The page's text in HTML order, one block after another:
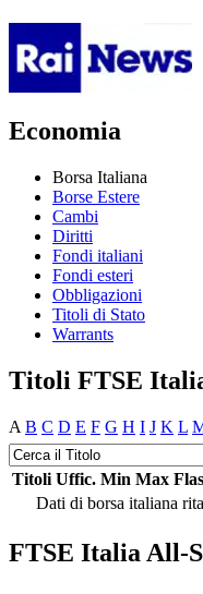
Economia
Borsa Italiana
Borse Estere
Cambi
Diritti
Fondi italiani
Fondi esteri
Obbligazioni
Titoli di Stato
Warrants
Titoli FTSE
A B C D E F G H I J K L
Titoli Uffic. Min Max
Dati di borsa italiana
FTSE Italia All-